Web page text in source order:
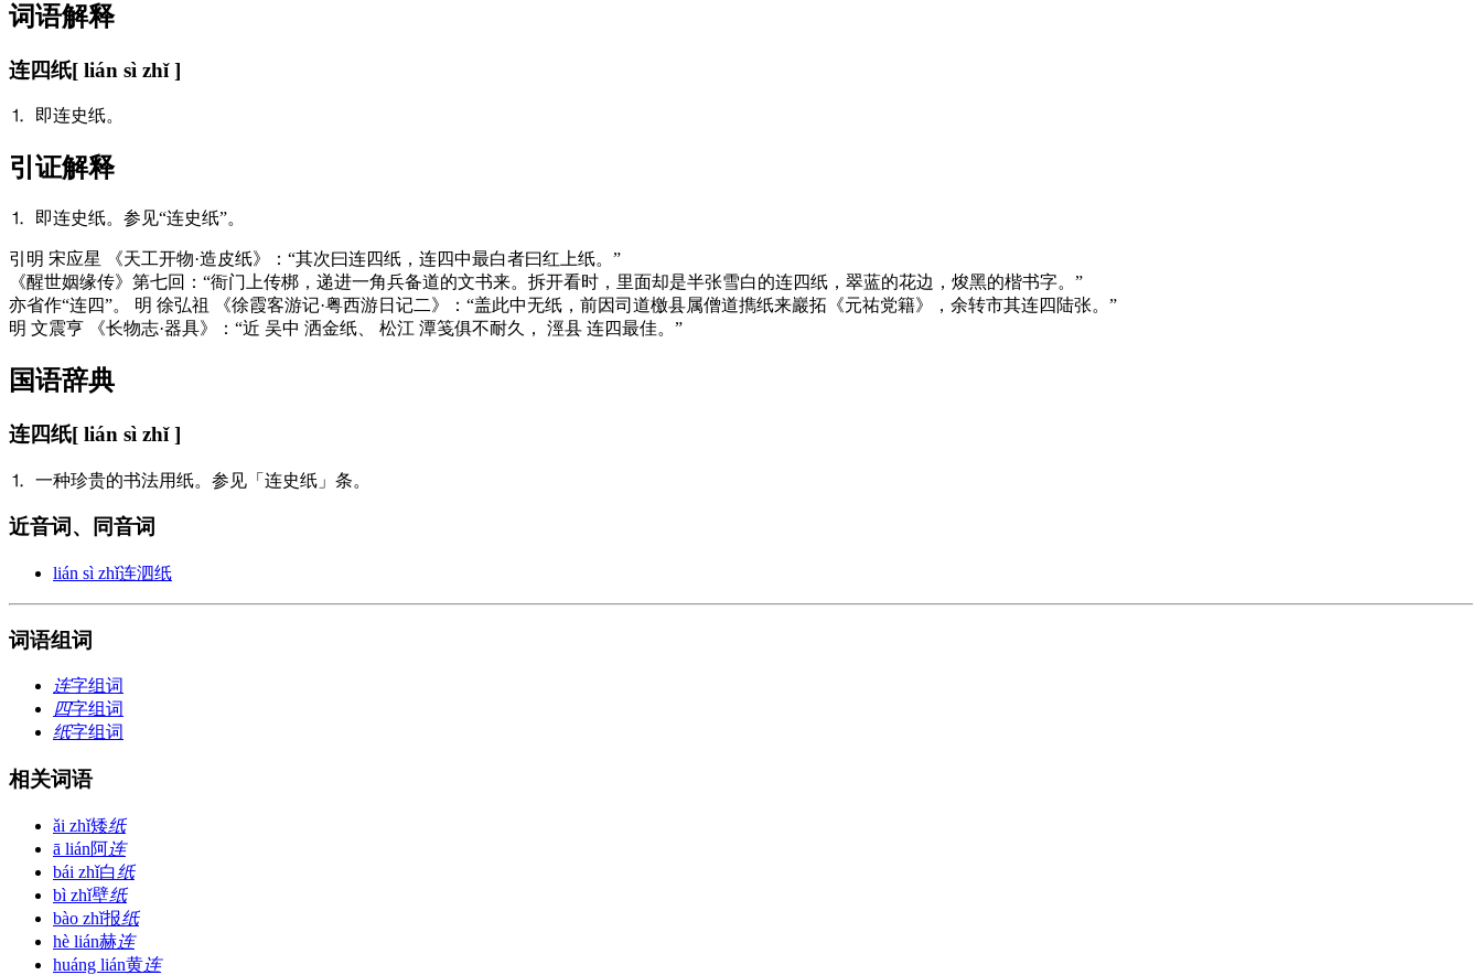
词语解释
连四纸[ lián sì zhǐ ]
⒈ 即连史纸。
引证解释
⒈ 即连史纸。参见“连史纸”。
引 明 宋应星 《天工开物·造皮纸》：“其次曰连四纸，连四中最白者曰红上纸。”
《醒世姻缘传》第七回：“衙门上传梆，递进一角兵备道的文书来。拆开看时，里面却是半张雪白的连四纸，翠蓝的花边，焌黑的楷书字。”
亦省作“连四”。 明 徐弘祖 《徐霞客游记·粤西游日记二》：“盖此中无纸，前因司道檄县属僧道擕纸来巖拓《元祐党籍》，余转市其连四陆张。”
明 文震亨 《长物志·器具》：“近 吴中 洒金纸、 松江 潭笺俱不耐久， 涇县 连四最佳。”
国语辞典
连四纸[ lián sì zhǐ ]
⒈ 一种珍贵的书法用纸。参见「连史纸」条。
近音词、同音词
lián sì zhǐ连泗纸
词语组词
连字组词
四字组词
纸字组词
相关词语
ǎi zhǐ矮纸
ā lián阿连
bái zhǐ白纸
bì zhǐ壁纸
bào zhǐ报纸
hè lián赫连
huáng lián黄连